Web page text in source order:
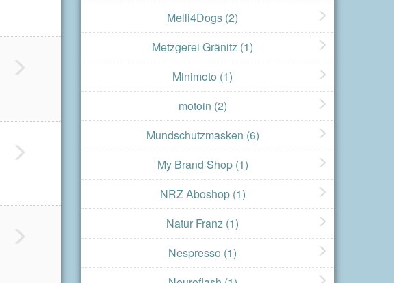
Melli4Dogs (2)
Metzgerei Gränitz (1)
Minimoto (1)
motoin (2)
Mundschutzmasken (6)
My Brand Shop (1)
NRZ Aboshop (1)
Natur Franz (1)
Nespresso (1)